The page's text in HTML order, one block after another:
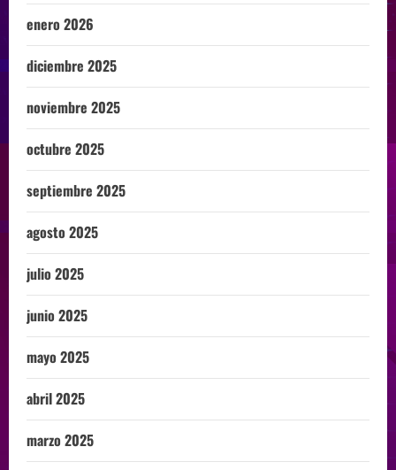
enero 2026
diciembre 2025
noviembre 2025
octubre 2025
septiembre 2025
agosto 2025
julio 2025
junio 2025
mayo 2025
abril 2025
marzo 2025